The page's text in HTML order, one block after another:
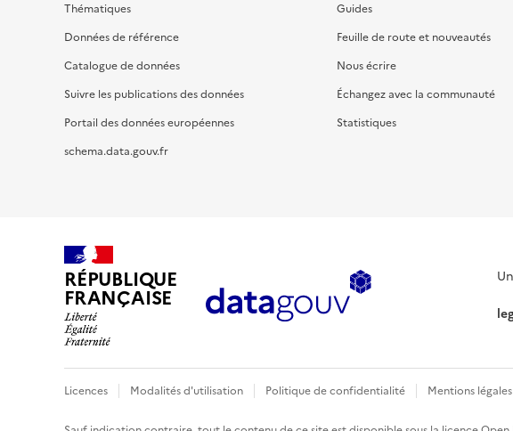
Thématiques
Données de référence
Catalogue de données
Suivre les publications des données
Portail des données européennes
schema.data.gouv.fr
Guides
Feuille de route et nouveautés
Nous écrire
Échangez avec la communauté
Statistiques
RÉPUBLIQUE
FRANÇAISE
Licences Modalités d'utilisation Politique de confidentialité Mentions légales